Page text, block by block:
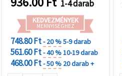
1-4 darab
KEDVEZMÉNYEK
MENNYISÉGHEZ
748.80 Ft- 20 %5-9 darab
561.60 Ft- 40 %10-19 darab
468.00 Ft- 50 % 20 darab +